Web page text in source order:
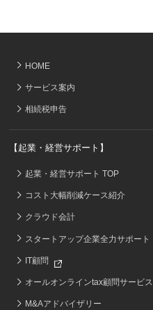
HOME
サービス案内
相続税申告
【起業・経営サポート】
起業・経営サポート TOP
コスト大幅削減ケース紹介
クラウド会計
スタートアップ企業全力サポート
IT顧問
オールオンラインtax顧問サービス
M&Aアドバイザリー